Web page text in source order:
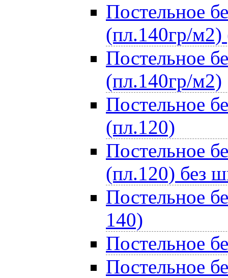
Постельное
(пл.140гр/м2)
Постельное
(пл.140гр/м2)
Постельное
(пл.120)
Постельное
(пл.120) без
Постельное
140)
Постельное
Постельное